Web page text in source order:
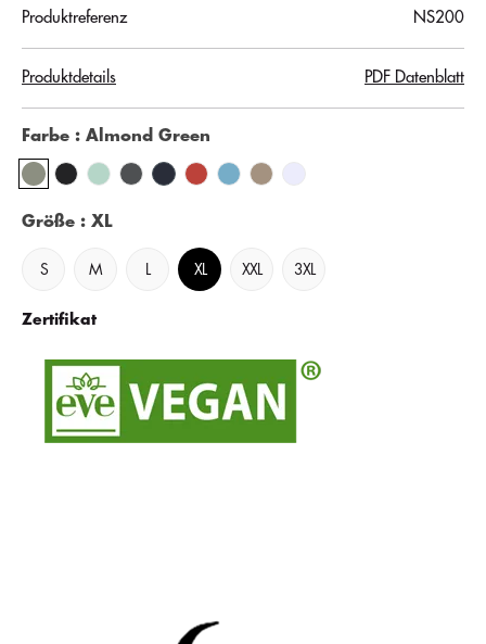
Produktreferenz
NS200
Produktdetails PDF Datenblatt
Farbe : Almond Green
Größe : XL
S M XL XXL 3XL
Zertifikat